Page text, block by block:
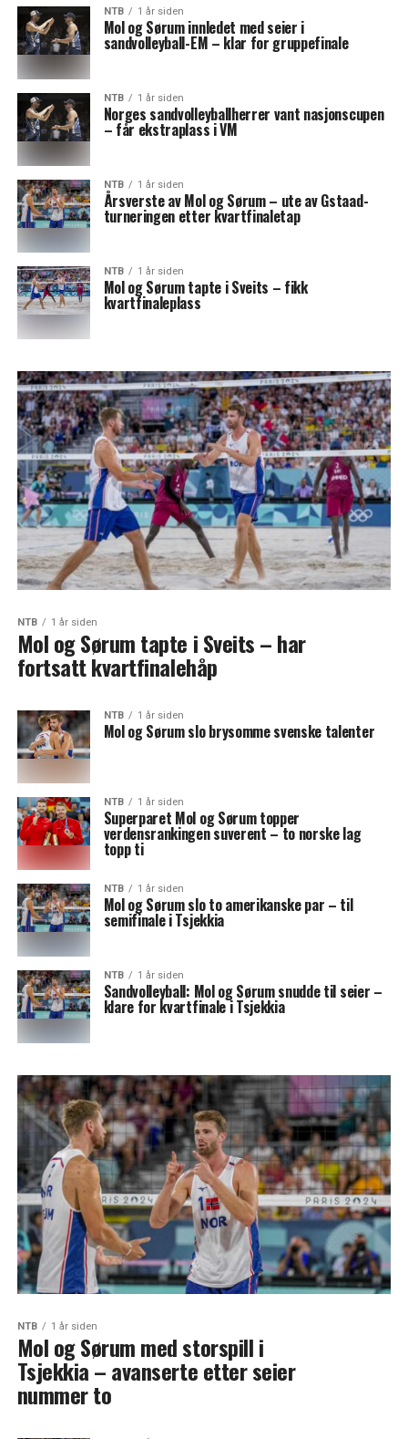
NTB 1 år siden
Mol og Sørum innledet med seier i
sandvolleyball-EM – klar for gruppefinale
NTB 1 år siden
Norges sandvolleyballherrer vant nasjonscupen
– får ekstraplass i VM
NTB 1 år siden
Årsverste av Mol og Sørum – ute av Gstaad-
turneringen etter kvartfinaletap
NTB 1 år siden
Mol og Sørum tapte i Sveits – fikk
kvartfinaleplass
NTB 1 år siden
Mol og Sørum tapte i Sveits – har
fortsatt kvartfinalehåp
NTB 1 år siden
Mol og Sørum slo brysomme svenske talenter
NTB 1 år siden
Superparet Mol og Sørum topper
verdensrankingen suverent – to norske lag
topp ti
NTB 1 år siden
Mol og Sørum slo to amerikanske par – til
semifinale i Tsjekkia
NTB 1 år siden
Sandvolleyball: Mol og Sørum snudde til seier –
klare for kvartfinale i Tsjekkia
NTB 1 år siden
Mol og Sørum med storspill i
Tsjekkia – avanserte etter seier
nummer to